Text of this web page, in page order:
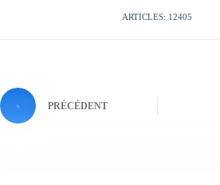
ARTICLES: 12405
PRÉCÉDENT